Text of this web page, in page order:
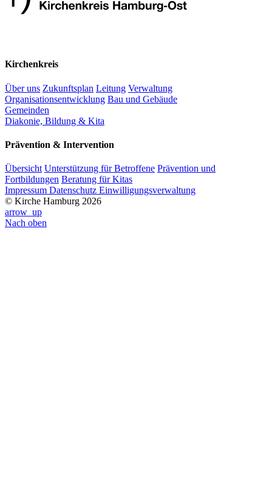
Kirchenkreis
Über uns Zukunftsplan Leitung Verwaltung
Organisationsentwicklung Bau und Gebäude
Gemeinden
Diakonie, Bildung & Kita
Prävention & Intervention
Übersicht Unterstützung für Betroffene Prävention und
Fortbildungen Beratung für Kitas
Impressum Datenschutz Einwilligungsverwaltung
© Kirche Hamburg 2026
arrow_up
Nach oben